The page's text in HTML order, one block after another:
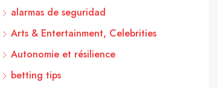
alarmas de seguridad
Arts & Entertainment, Celebrities
Autonomie et résilience
betting tips